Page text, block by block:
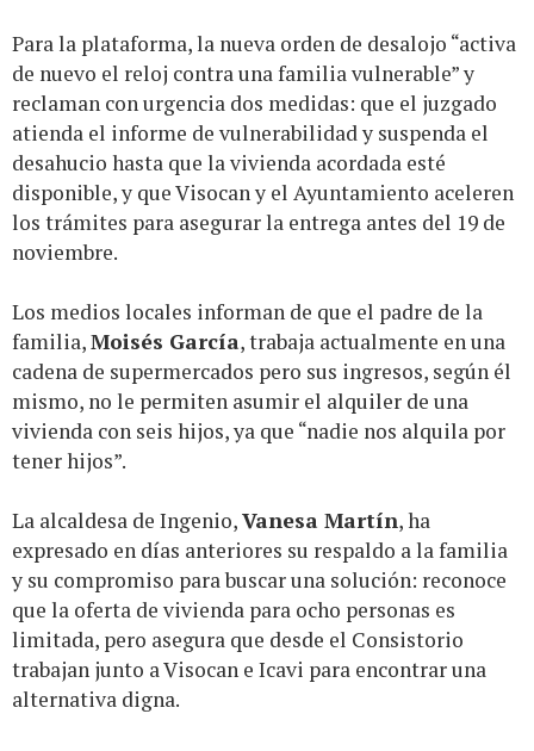
Para la plataforma, la nueva orden de desalojo “activa
de nuevo el reloj contra una familia vulnerable” y
reclaman con urgencia dos medidas: que el juzgado
atienda el informe de vulnerabilidad y suspenda el
desahucio hasta que la vivienda acordada esté
disponible, y que Visocan y el Ayuntamiento aceleren
los trámites para asegurar la entrega antes del 19 de
noviembre.
Los medios locales informan de que el padre de la
familia,Moisés García, trabaja actualmente en una
cadena de supermercados pero sus ingresos, según él
mismo, no le permiten asumir el alquiler de una
vivienda con seis hijos, ya que “nadie nos alquila por
tener hijos”.
La alcaldesa de Ingenio,Vanesa Martín, ha
expresado en días anteriores su respaldo a la familia
y su compromiso para buscar una solución: reconoce
que la oferta de vivienda para ocho personas es
limitada, pero asegura que desde el Consistorio
trabajan junto a Visocan e Icavi para encontrar una
alternativa digna.